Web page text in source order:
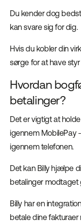
Du kender dog
kan svare sig for dig.
Hvis du kobler din
sørge for at have
Hvordan
betalinger?
Det er vigtigt at
igennem MobilePay
igennem telefonen.
Det kan Billy hjælpe
betalinger modtaget
Billy har en
betale dine fakturaer